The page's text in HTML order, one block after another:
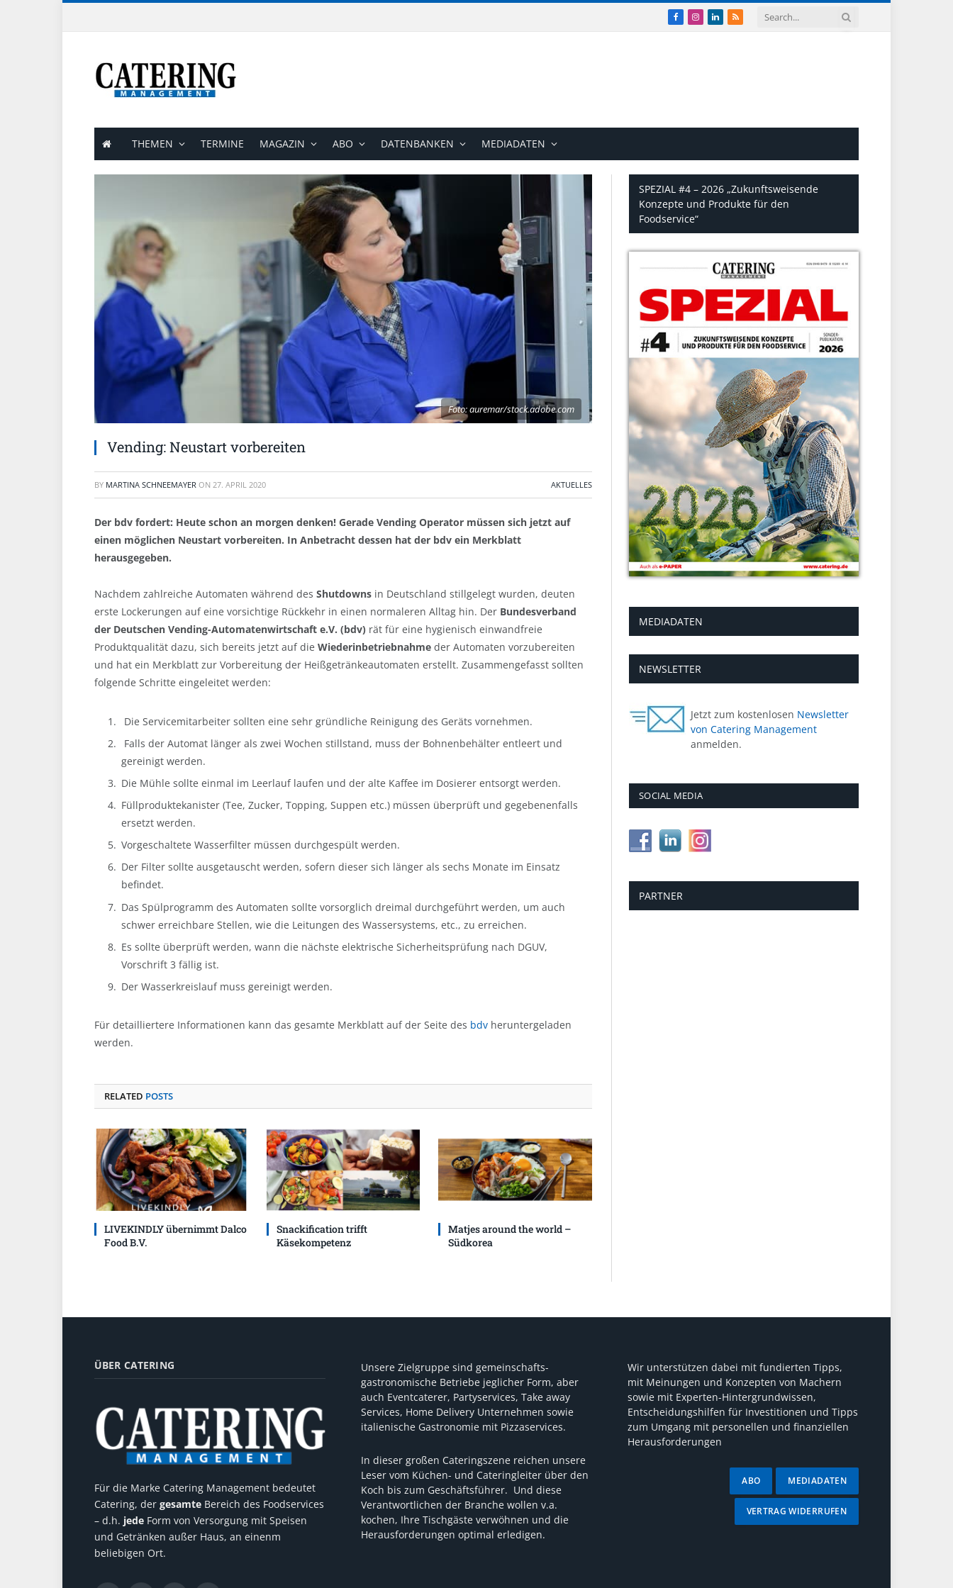
Facebook
Instagram
LinkedIn
RSS
THEMEN TERMINE MAGAZIN ABO DATENBANKEN MEDIADATEN
Foto: auremar/stock.adobe.com
Vending: Neustart vorbereiten
BY MARTINA SCHNEEMAYER ON 27. APRIL 2020 AKTUELLES
Der bdv fordert: Heute schon an morgen denken! Gerade Vending Operator müssen sich jetzt auf
einen möglichen Neustart vorbereiten. In Anbetracht dessen hat der bdv ein Merkblatt
herausgegeben.
Nachdem zahlreiche Automaten während des Shutdowns in Deutschland stillgelegt wurden, deuten
erste Lockerungen auf eine vorsichtige Rückkehr in einen normaleren Alltag hin. Der Bundesverband
der Deutschen Vending-Automatenwirtschaft e.V. (bdv) rät für eine hygienisch einwandfreie
Produktqualität dazu, sich bereits jetzt auf die Wiederinbetriebnahme der Automaten vorzubereiten
und hat ein Merkblatt zur Vorbereitung der Heißgetränkeautomaten erstellt. Zusammengefasst sollten
folgende Schritte eingeleitet werden:
Die Servicemitarbeiter sollten eine sehr gründliche Reinigung des Geräts vornehmen.
Falls der Automat länger als zwei Wochen stillstand, muss der Bohnenbehälter entleert und
gereinigt werden.
Die Mühle sollte einmal im Leerlauf laufen und der alte Kaffee im Dosierer entsorgt werden.
Füllproduktekanister (Tee, Zucker, Topping, Suppen etc.) müssen überprüft und gegebenenfalls
ersetzt werden.
Vorgeschaltete Wasserfilter müssen durchgespült werden.
Der Filter sollte ausgetauscht werden, sofern dieser sich länger als sechs Monate im Einsatz
befindet.
Das Spülprogramm des Automaten sollte vorsorglich dreimal durchgeführt werden, um auch
schwer erreichbare Stellen, wie die Leitungen des Wassersystems, etc., zu erreichen.
Es sollte überprüft werden, wann die nächste elektrische Sicherheitsprüfung nach DGUV,
Vorschrift 3 fällig ist.
Der Wasserkreislauf muss gereinigt werden.
Für detailliertere Informationen kann das gesamte Merkblatt auf der Seite des bdv heruntergeladen
werden.
RELATED POSTS
LIVEKINDLY übernimmt Dalco
Food B.V.
Snackification trifft
Käsekompetenz
Matjes around the world –
Südkorea
SPEZIAL #4 – 2026 „Zukunftsweisende
Konzepte und Produkte für den
Foodservice“
MEDIADATEN
NEWSLETTER
Jetzt zum kostenlosen Newsletter
von Catering Management
anmelden.
SOCIAL MEDIA
PARTNER
ÜBER CATERING
Für die Marke Catering Management bedeutet
Catering, der gesamte Bereich des Foodservices
– d.h. jede Form von Versorgung mit Speisen
und Getränken außer Haus, an einenm
beliebigen Ort.
Unsere Zielgruppe sind gemeinschafts-
gastronomische Betriebe jeglicher Form, aber
auch Eventcaterer, Partyservices, Take away
Services, Home Delivery Unternehmen sowie
italienische Gastronomie mit Pizzaservices.
In dieser großen Cateringszene reichen unsere
Leser vom Küchen- und Cateringleiter über den
Koch bis zum Geschäftsführer. Und diese
Verantwortlichen der Branche wollen v.a.
kochen, Ihre Tischgäste verwöhnen und die
Herausforderungen optimal erledigen.
Wir unterstützen dabei mit fundierten Tipps,
mit Meinungen und Konzepten von Machern
sowie mit Experten-Hintergrundwissen,
Entscheidungshilfen für Investitionen und Tipps
zum Umgang mit personellen und finanziellen
Herausforderungen
MEDIADATEN
ABO
VERTRAG WIDERRUFEN